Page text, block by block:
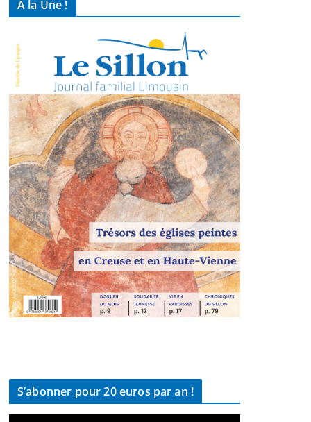
À la Une !
S’abonner pour 20 euros par an !